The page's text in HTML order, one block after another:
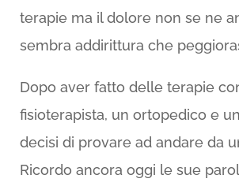
terapie ma il dolore non se ne
sembra addirittura che
Dopo aver fatto delle terapie
fisioterapista, un ortopedico e
decisi di provare ad andare da
Ricordo ancora oggi le sue